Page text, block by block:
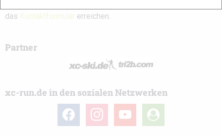
das Kontaktformular erreichen.
Partner
xc-run.de in den sozialen Netzwerken
facebook instagramyoutube
user-
circle